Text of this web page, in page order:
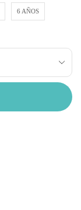
6 AÑOS